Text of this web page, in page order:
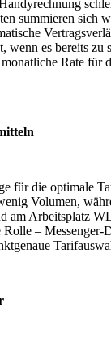
summieren sich
es bereits
Rate
für die optimale
Volumen,
am Arbeitsplatz
–